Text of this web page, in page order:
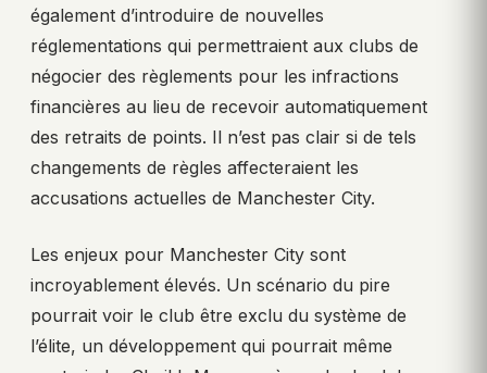
également d’introduire de nouvelles
réglementations qui permettraient aux clubs de
négocier des règlements pour les infractions
financières au lieu de recevoir automatiquement
des retraits de points. Il n’est pas clair si de tels
changements de règles affecteraient les
accusations actuelles de Manchester City.
Les enjeux pour Manchester City sont
incroyablement élevés. Un scénario du pire
pourrait voir le club être exclu du système de
l’élite, un développement qui pourrait même